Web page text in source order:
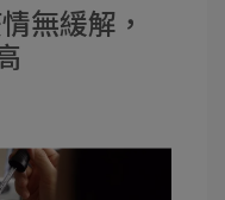
無緩解，